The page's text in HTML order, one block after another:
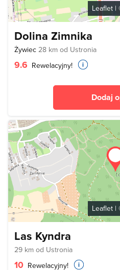
Leaflet |
Dolina Zimnika
Żywiec 28 km od Ustronia
9.6 Rewelacyjny!
Dodaj
Leaflet |
Las Kyndra
29 km od Ustronia
10 Rewelacyjny!